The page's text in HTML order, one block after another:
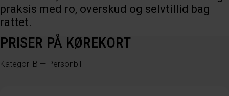
praksis med ro, overskud og selvtillid bag
rattet.
PRISER PÅ KØREKORT
Kategori B — Personbil